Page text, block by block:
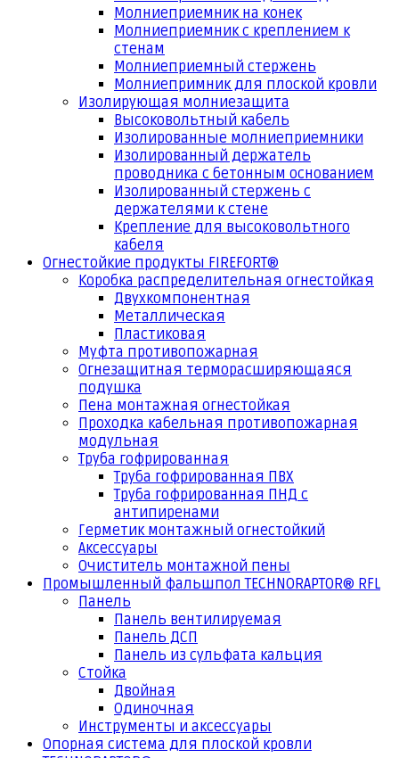
Молниеприемник на конек
Молниеприемник с креплением к
стенам
Молниеприемный стержень
Молниепримник для плоской кровли
Изолирующая молниезащита
Высоковольтный кабель
Изолированные молниеприемники
Изолированный держатель
проводника с бетонным основанием
Изолированный стержень с
держателями к стене
Крепление для высоковольтного
кабеля
Огнестойкие продукты FIREFORT®
Коробка распределительная огнестойкая
Двухкомпонентная
Металлическая
Пластиковая
Муфта противопожарная
Огнезащитная терморасширяющаяся
подушка
Пена монтажная огнестойкая
Проходка кабельная противопожарная
модульная
Труба гофрированная
Труба гофрированная ПВХ
Труба гофрированная ПНД с
антипиренами
Герметик монтажный огнестойкий
Аксессуары
Очиститель монтажной пены
Промышленный фальшпол TECHNORAPTOR® RFL
Панель
Панель вентилируемая
Панель ДСП
Панель из сульфата кальция
Стойка
Двойная
Одиночная
Инструменты и аксессуары
Опорная система для плоской кровли